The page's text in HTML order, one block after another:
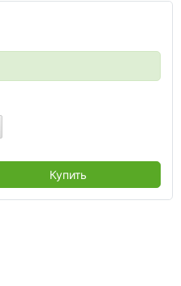
Купить